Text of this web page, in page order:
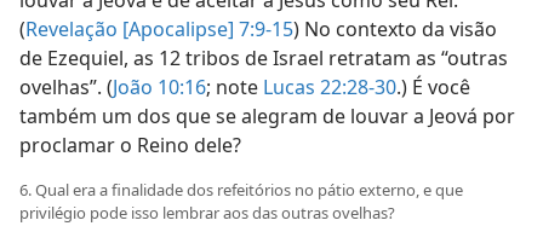
(Revelação [Apocalipse] 7:9-15) No contexto da visão
de Ezequiel, as 12 tribos de Israel retratam as “outras
ovelhas”. (João 10:16; note Lucas 22:28-30.) É você
também um dos que se alegram de louvar a Jeová por
proclamar o Reino dele?
6. Qual era a finalidade dos refeitórios no pátio externo, e que
privilégio pode isso lembrar aos das outras ovelhas?